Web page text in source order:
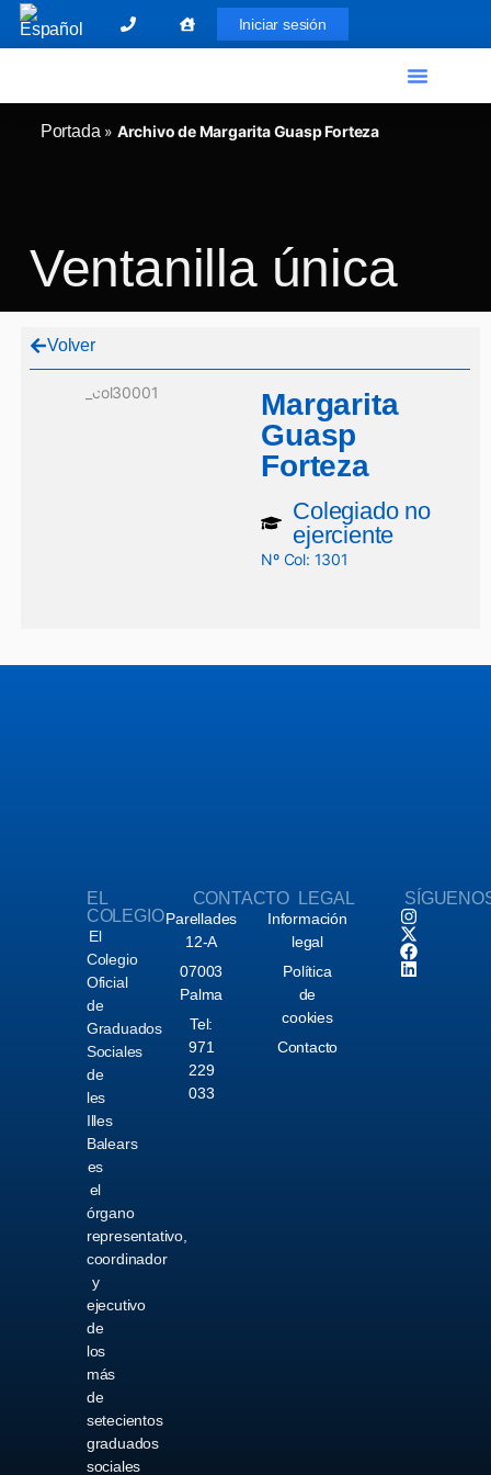
Iniciar sesión
Portada » Archivo de Margarita Guasp Forteza
Ventanilla única
Volver
Margarita
Guasp
Forteza
Colegiado no
ejerciente
Nº Col: 1301
EL
COLEGIO
El
Colegio
Oficial
de
Graduados
Sociales
de
les
Illes
Balears
es
el
órgano
representativo,
coordinador
y
ejecutivo
de
los
más
de
setecientos
graduados
sociales
CONTACTO
Parellades
12-A
07003
Palma
Tel:
971
229
033
LEGAL
Información
legal
Política
de
cookies
Contacto